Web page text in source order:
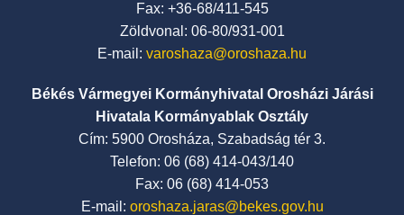
Fax: +36-68/411-545
Zöldvonal: 06-80/931-001
E-mail: varoshaza@oroshaza.hu
Békés Vármegyei Kormányhivatal Orosházi Járási
Hivatala Kormányablak Osztály
Cím: 5900 Orosháza, Szabadság tér 3.
Telefon: 06 (68) 414-043/140
Fax: 06 (68) 414-053
E-mail: oroshaza.jaras@bekes.gov.hu